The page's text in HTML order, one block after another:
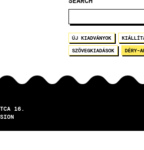
ÚJ KIADVÁNYOK
SZÖVEGKIADÁSOK DÉRY-
16.